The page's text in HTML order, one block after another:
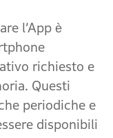
l’App è
richiesto e
Questi
periodiche e
disponibili